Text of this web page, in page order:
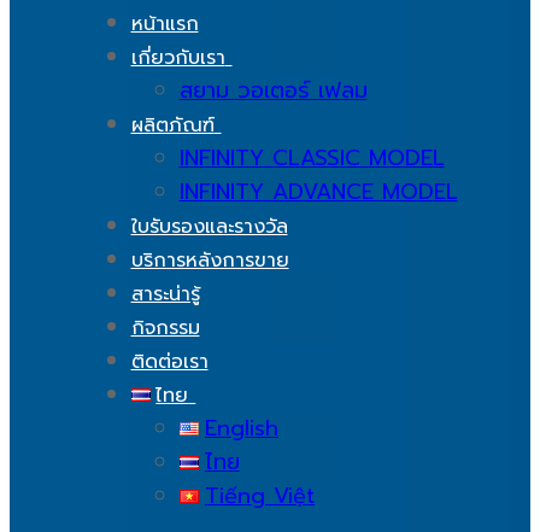
หน้าแรก
เกี่ยวกับเรา
สยาม วอเตอร์ เฟลม
ผลิตภัณฑ์
INFINITY CLASSIC MODEL
INFINITY ADVANCE MODEL
ใบรับรองและรางวัล
บริการหลังการขาย
สาระน่ารู้
กิจกรรม
ติดต่อเรา
ไทย
English
ไทย
Tiếng Việt